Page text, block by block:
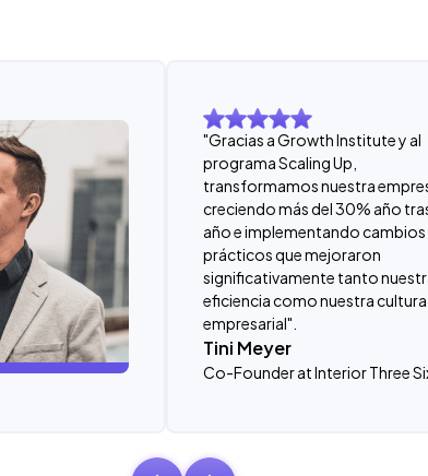
"Gracias a Growth Institute y al
programa Scaling Up,
transformamos nuestra
creciendo más del 30% año
año e implementando cambios
prácticos que mejoraron
significativamente tanto
eficiencia como nuestra cultura
empresarial".
Tini Meyer
Co-Founder at Interior Three